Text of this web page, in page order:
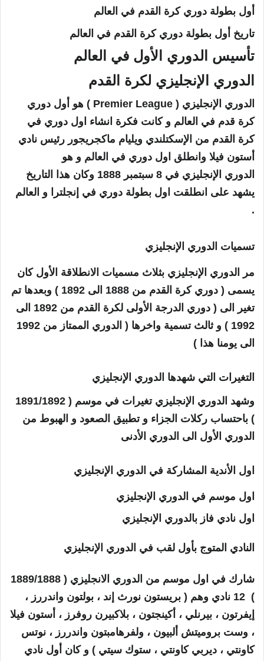
أول بطولة دوري كرة القدم في العالم
تاريخ أول بطولة دوري كرة القدم في العالم
تأسيس الدوري الأول في العالم
الدوري الإنجليزي لكرة القدم
الدوري الإنجليزي ( Premier League ) هو أول دوري
كرة قدم في العالم و كانت فكرة انشاء اول دوري في
كرة القدم من الإسكتلندي ويليام ماكجريجور رئيس نادي
أستون فيلا وانطلق اول دوري في العالم و هو
الدوري
الإنجليزي في 8 سبتمبر 1888 وكان هذا التاريخ
يشهد على انطلقت اول بطولة دوري في إنجلترا و العالم
.
تسميات الدوري الإنجليزي
مر الدوري الإنجليزي بثلاث مسميات الانطلاقة الأول كان
يسمى ( دوري كرة القدم من 1888 الى 1892 ) وبعدها تم
تغير الى ( دوري الدرجة الأولى لكرة القدم من 1892 الى
1992 ) و ثالث تسمية واخرها ( الدوري الممتاز من 1992
الى يومنا هذا )
التغيرات التي شهدها الدوري الإنجليزي
وشهد الدوري الإنجليزي تغيرات في موسم ( 1891/1892
) باحتساب ركلات الجزاء و تطبيق الصعود و الهبوط من
الدوري الأول الى الدوري الأدنى
اول الأندية المشاركة في الدوري الإنجليزي
اول موسم في الدوري الإنجليزي
اول نادي فاز بالدوري الإنجليزي
النادي المتوج بأول لقب في الدوري الإنجليزي
شارك في اول موسم من الدوري الانجليزي ( 1889/1888
) 12 نادي وهم ( بريستون نورث إند ، بولتون واندررز ،
إيفرتون ، بيرنلي ، أكينجتون ، بلاكبيرن روفرز ، أستون فيلا
، وست بروميتش ألبيون ، ولفرهامبتون واندررز ، نوتس
كاونتي ، ديربي كاونتي ، ستوك سيتي ) و كان أول نادي